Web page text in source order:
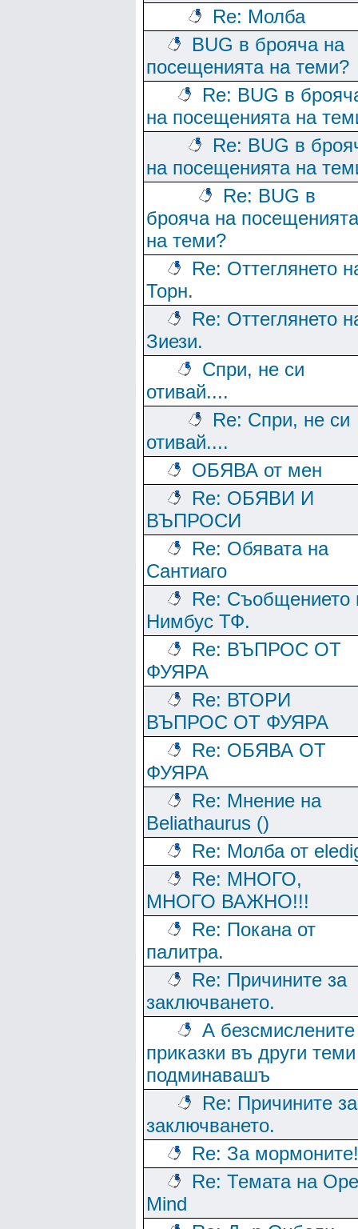
Re: Молба
BUG в брояча на
посещенията на теми?
Re: BUG в
на посещенията на
Re: BUG в
на посещенията на
Re: BUG в
брояча на посещенията
на теми?
Re: Оттеглянето
Торн.
Re: Оттеглянето
Зиези.
Спри, не си
отивай....
Re: Спри, не си
отивай....
ОБЯВА от мен
Re: ОБЯВИ И
ВЪПРОСИ
Re: Обявата на
Сантиаго
Re: Съобщението
Нимбус ТФ.
Re: ВЪПРОС ОТ
ФУЯРА
Re: ВТОРИ
ВЪПРОС ОТ ФУЯРА
Re: ОБЯВА ОТ
ФУЯРА
Re: Мнение на
Beliathaurus ()
Re: Молба от
Re: МНОГО,
МНОГО ВАЖНО!!!
Re: Покана от
палитра.
Re: Причините за
заключването.
А безсмислените
приказки въ други теми
подминавашъ
Re: Причините за
заключването.
Re: За мормоните!
Re: Темата на
Mind